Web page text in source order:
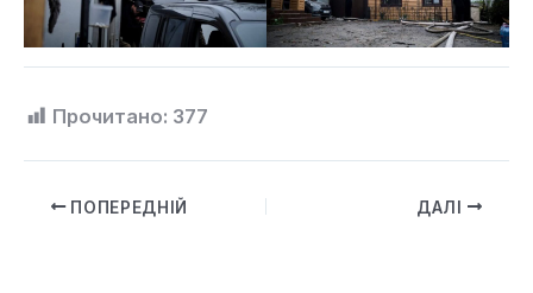
Прочитано: 377
ПОПЕРЕДНІЙ ДАЛІ